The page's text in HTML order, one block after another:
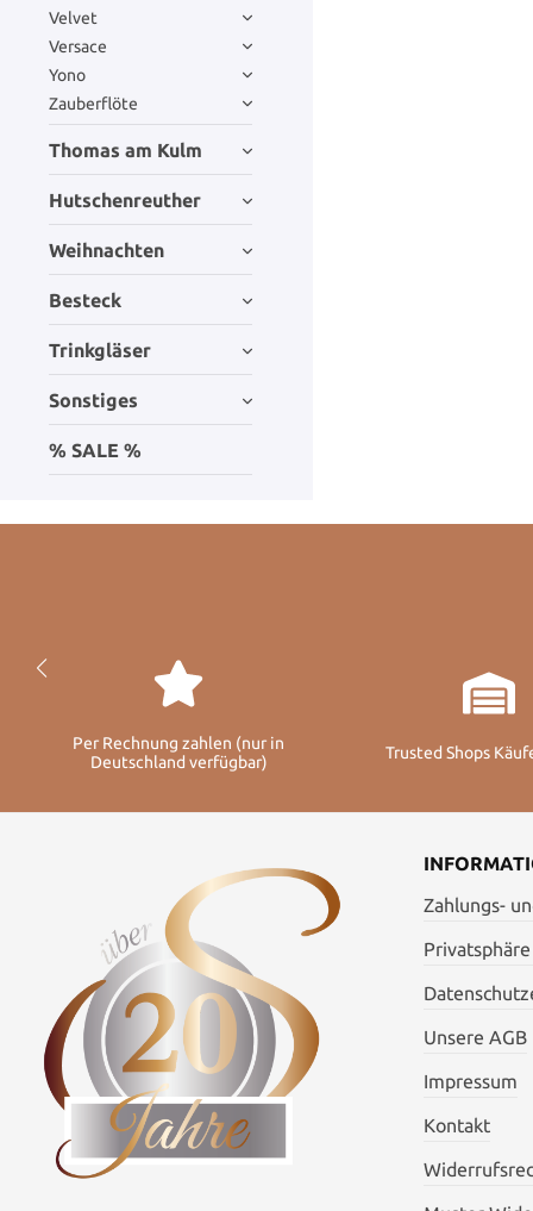
Velvet
Versace
Yono
Zauberflöte
Thomas am Kulm
Hutschenreuther
Weihnachten
Besteck
Trinkgläser
Sonstiges
% SALE %
Per Rechnung zahlen (nur in
Deutschland verfügbar)
Trusted Shops
Zahlungs-
Unsere AGB
Impressum
Kontakt